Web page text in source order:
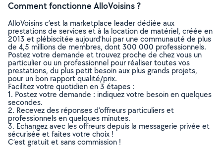
Comment fonctionne AlloVoisins ?
AlloVoisins c’est la marketplace leader dédiée aux
prestations de services et à la location de matériel, créée en
2013 et plébiscitée aujourd’hui par une communauté de plus
de 4,5 millions de membres, dont 300 000 professionnels.
Postez votre demande et trouvez proche de chez vous un
particulier ou un professionnel pour réaliser toutes vos
prestations, du plus petit besoin aux plus grands projets,
pour un bon rapport qualité/prix.
Facilitez votre quotidien en 3 étapes :
1. Postez votre demande : indiquez votre besoin en quelques
secondes.
2. Recevez des réponses d’offreurs particuliers et
professionnels en quelques minutes.
3. Echangez avec les offreurs depuis la messagerie privée et
sécurisée et faites votre choix !
C’est gratuit et sans commission !